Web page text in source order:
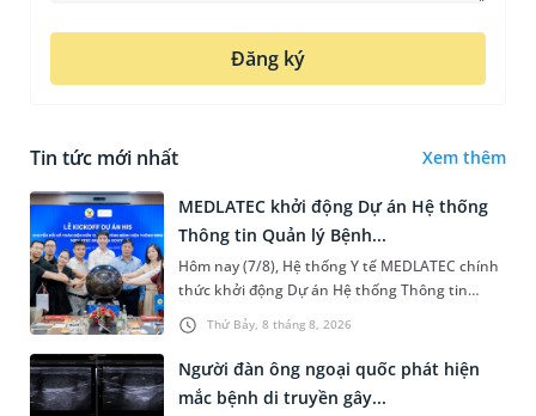
Đăng ký
Tin tức mới nhất Xem thêm
Thứ Bảy, 8 tháng 8, 2026
MEDLATEC khởi động Dự án Hệ thống
Thông tin Quản lý Bệnh...
Hôm nay (7/8), Hệ thống Y tế MEDLATEC chính
thức khởi động Dự án Hệ thống Thông tin
Quản lý Bệnh viện (HIS - Hospital Information
System) giai đoạn mới. Dự á...
Người đàn ông ngoại quốc phát hiện
mắc bệnh di truyền gây...